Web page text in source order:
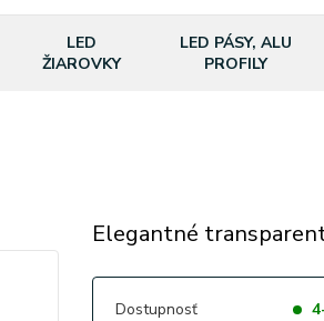
LED
ŽIAROVKY
LED PÁSY, ALU
PROFILY
Elegantné
Dostupnosť